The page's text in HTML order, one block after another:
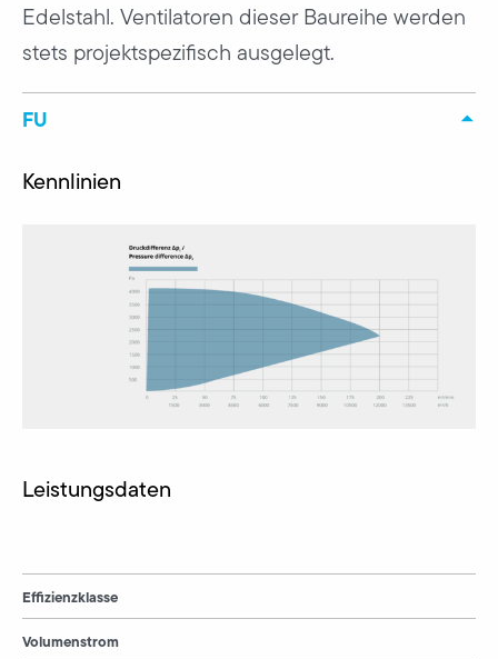
Edelstahl. Ventilatoren dieser Baureihe werden
stets projektspezifisch ausgelegt.
FU
Kennlinien
Leistungsdaten
Effizienzklasse
Volumenstrom